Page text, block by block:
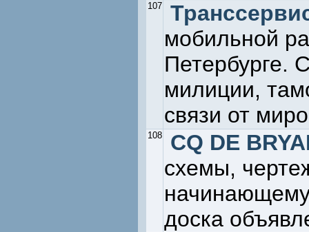
107
мобильной
Петербурге.
милиции,
связи от
108
CQ DE
схемы,
доска